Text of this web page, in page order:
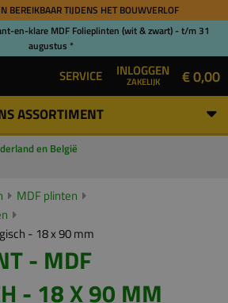
BEREIKBAAR TIJDENS HET BOUWVERLOF
en-klare MDF Folieplinten (wit & zwart) - t/m 31
augustus *
SERVICE INLOGGEN
ZAKELIJK € 0,00
ASSORTIMENT
en België
MDF plinten
- 18 x 90 mm
- MDF
- 18 X 90 MM